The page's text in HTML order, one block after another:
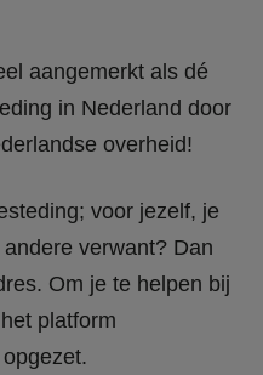
aangemerkt als dé
in Nederland door
overheid!
voor jezelf, je
verwant? Dan
Om je te helpen bij
platform
opgezet.